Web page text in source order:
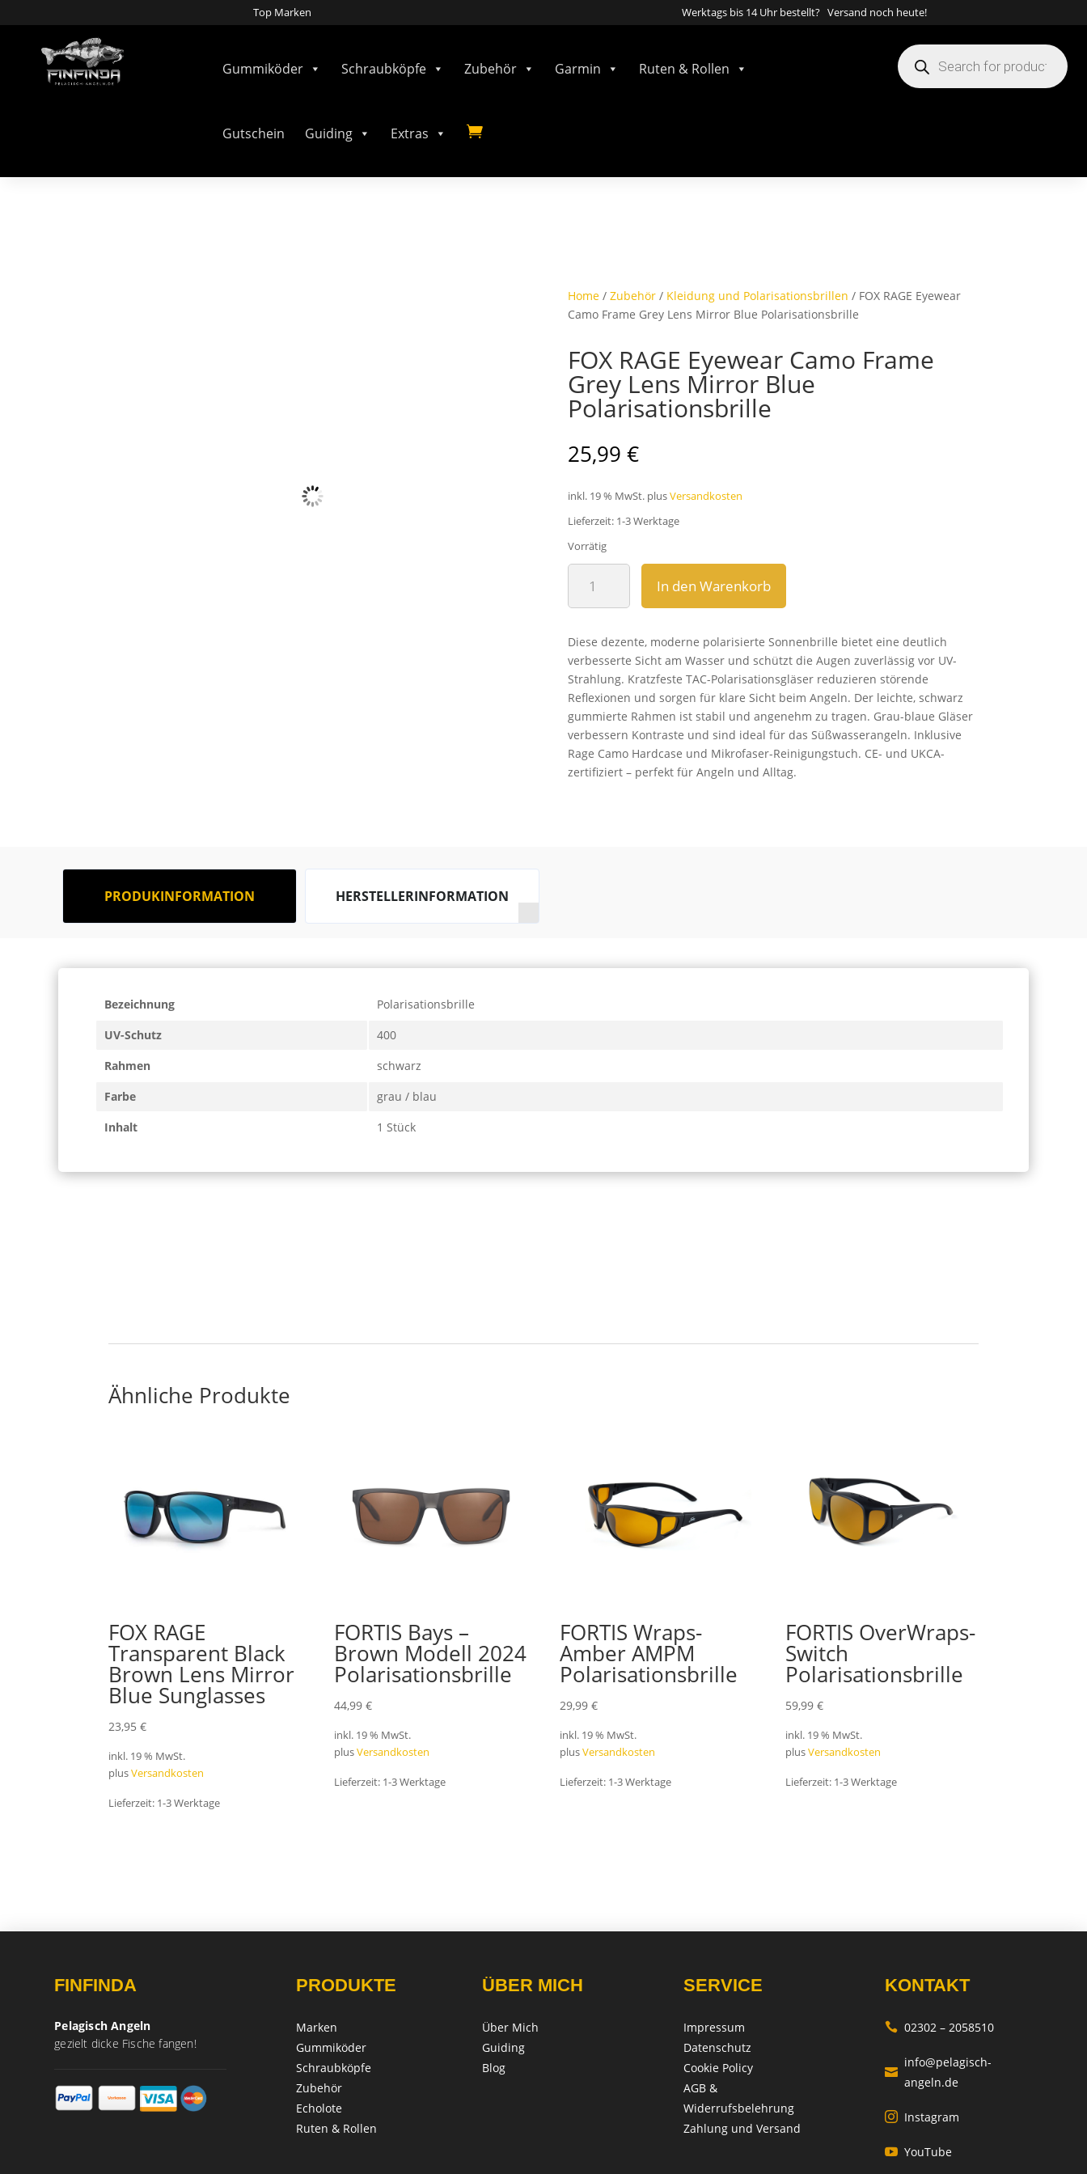
Top Marken Werktags bis 14 Uhr bestellt? Versand noch heute!
Gummiköder Schraubköpfe Zubehör Garmin Ruten & Rollen
Gutschein Guiding Extras 
Products
search
Home/ Zubehör/ Kleidung und Polarisationsbrillen / FOX RAGE Eyewear
Camo Frame Grey Lens Mirror Blue Polarisationsbrille
FOX RAGE Eyewear Camo Frame
Grey Lens Mirror Blue
Polarisationsbrille
25,99 €
inkl. 19 % MwSt. plusVersandkosten
Lieferzeit: 1-3 Werktage
Vorrätig
RAGE
Eyewear
Frame
Grey
Lens
Mirror
Blue
Polarisationsbrille
Menge
In den Warenkorb
Diese dezente, moderne polarisierte Sonnenbrille bietet eine deutlich
verbesserte Sicht am Wasser und schützt die Augen zuverlässig vor UV-
Strahlung. Kratzfeste TAC-Polarisationsgläser reduzieren störende
Reflexionen und sorgen für klare Sicht beim Angeln. Der leichte, schwarz
gummierte Rahmen ist stabil und angenehm zu tragen. Grau-blaue Gläser
verbessern Kontraste und sind ideal für das Süßwasserangeln. Inklusive
Rage Camo Hardcase und Mikrofaser-Reinigungstuch. CE- und UKCA-
zertifiziert – perfekt für Angeln und Alltag.
Bezeichnung
Polarisationsbrille
UV-Schutz
400
Rahmen
schwarz
Farbe
grau / blau
Inhalt
1 Stück
PRODUKINFORMATION HERSTELLERINFORMATION
Ähnliche Produkte
FOX RAGE
Transparent Black
Brown Lens Mirror
Blue Sunglasses
23,95€
inkl. 19 % MwSt.
plusVersandkosten
Lieferzeit: 1-3 Werktage
FORTIS Bays –
Brown Modell 2024
Polarisationsbrille
44,99€
inkl. 19 % MwSt.
plusVersandkosten
Lieferzeit: 1-3 Werktage
FORTIS Wraps-
Amber AMPM
Polarisationsbrille
29,99€
inkl. 19 % MwSt.
plusVersandkosten
Lieferzeit: 1-3 Werktage
FORTIS OverWraps-
Switch
Polarisationsbrille
59,99€
inkl. 19 % MwSt.
plusVersandkosten
Lieferzeit: 1-3 Werktage
FINFINDA
Pelagisch Angeln
gezielt dicke Fische fangen!
PRODUKTE
Marken
Gummiköder
Schraubköpfe
Zubehör
Echolote
Ruten & Rollen
ÜBER MICH
Über Mich
Guiding
Blog
SERVICE
Impressum
Datenschutz
Cookie Policy
AGB &
Widerrufsbelehrung
Zahlung und Versand
KONTAKT
 02302 – 2058510

info@pelagisch-
angeln.de
 Instagram
 YouTube